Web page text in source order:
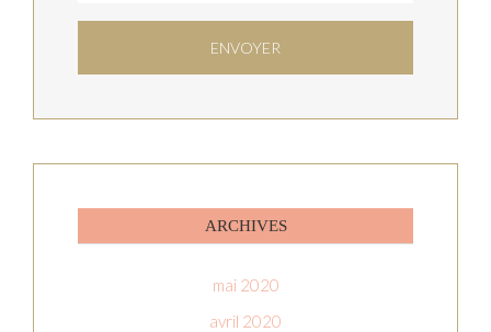
ARCHIVES
mai 2020
avril 2020